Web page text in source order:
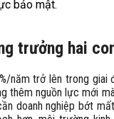
bảo mật.
trưởng hai
năm trở lên trong giai
thêm nguồn lực mới
doanh nghiệp bớt